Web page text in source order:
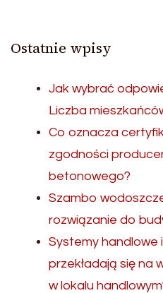
Ostatnie wpisy
Jak wybrać
Liczba
Co oznacza
zgodności
betonowego?
Szambo
rozwiązanie do
Systemy handlowe
przekładają się na
w lokalu